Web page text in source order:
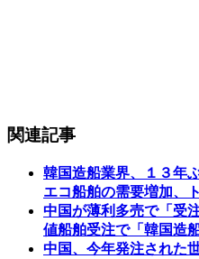
関連記事
韓国造船業界、１３年
エコ船舶の需要増加、
中国が薄利多売で「受
値船舶受注で「韓国造
中国、今年発注された